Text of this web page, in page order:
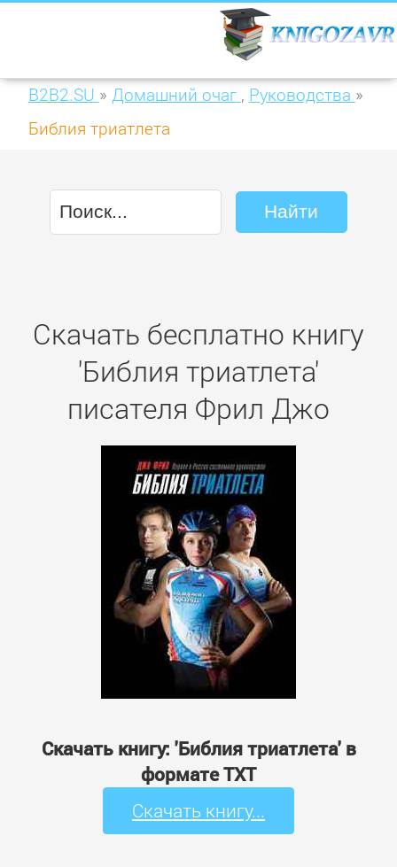
B2B2.SU » Домашний очаг , Руководства »
Библия триатлета
Скачать бесплатно книгу
'Библия триатлета'
писателя Фрил Джо
Скачать книгу: 'Библия триатлета' в
формате TXT
Скачать книгу...